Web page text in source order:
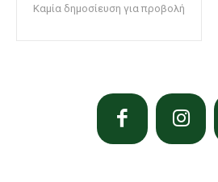
Καμία δημοσίευση για προβολή